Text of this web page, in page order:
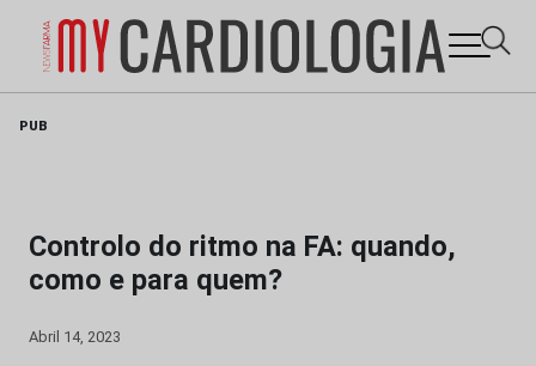
PUB
Controlo do ritmo na FA: quando,
como e para quem?
Abril 14, 2023